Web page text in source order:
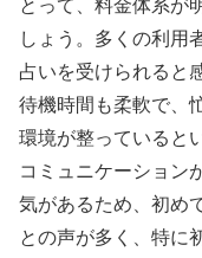
とって、料金体系が
しょう。多くの利用
占いを受けられると
待機時間も柔軟で、
環境が整っていると
コミュニケーション
気があるため、初め
との声が多く、特に